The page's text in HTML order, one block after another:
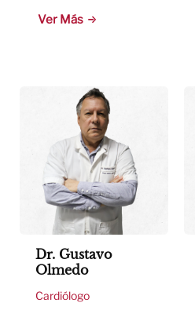
Ver Más
Dr. Gustavo
Olmedo
Cardiólogo